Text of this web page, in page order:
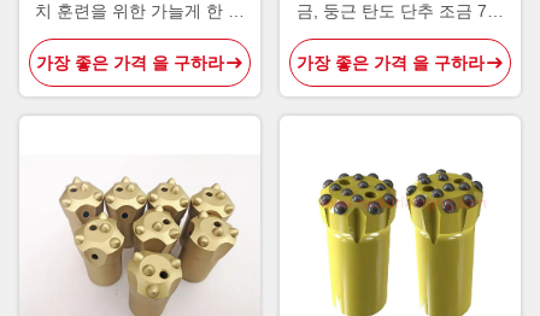
치 훈련을 위한 가늘게 한 단
추 드릴용 날
가장 좋은 가격 을 구하라
금, 둥근 탄도 단추 조금 7개
도
가장 좋은 가격 을 구하라